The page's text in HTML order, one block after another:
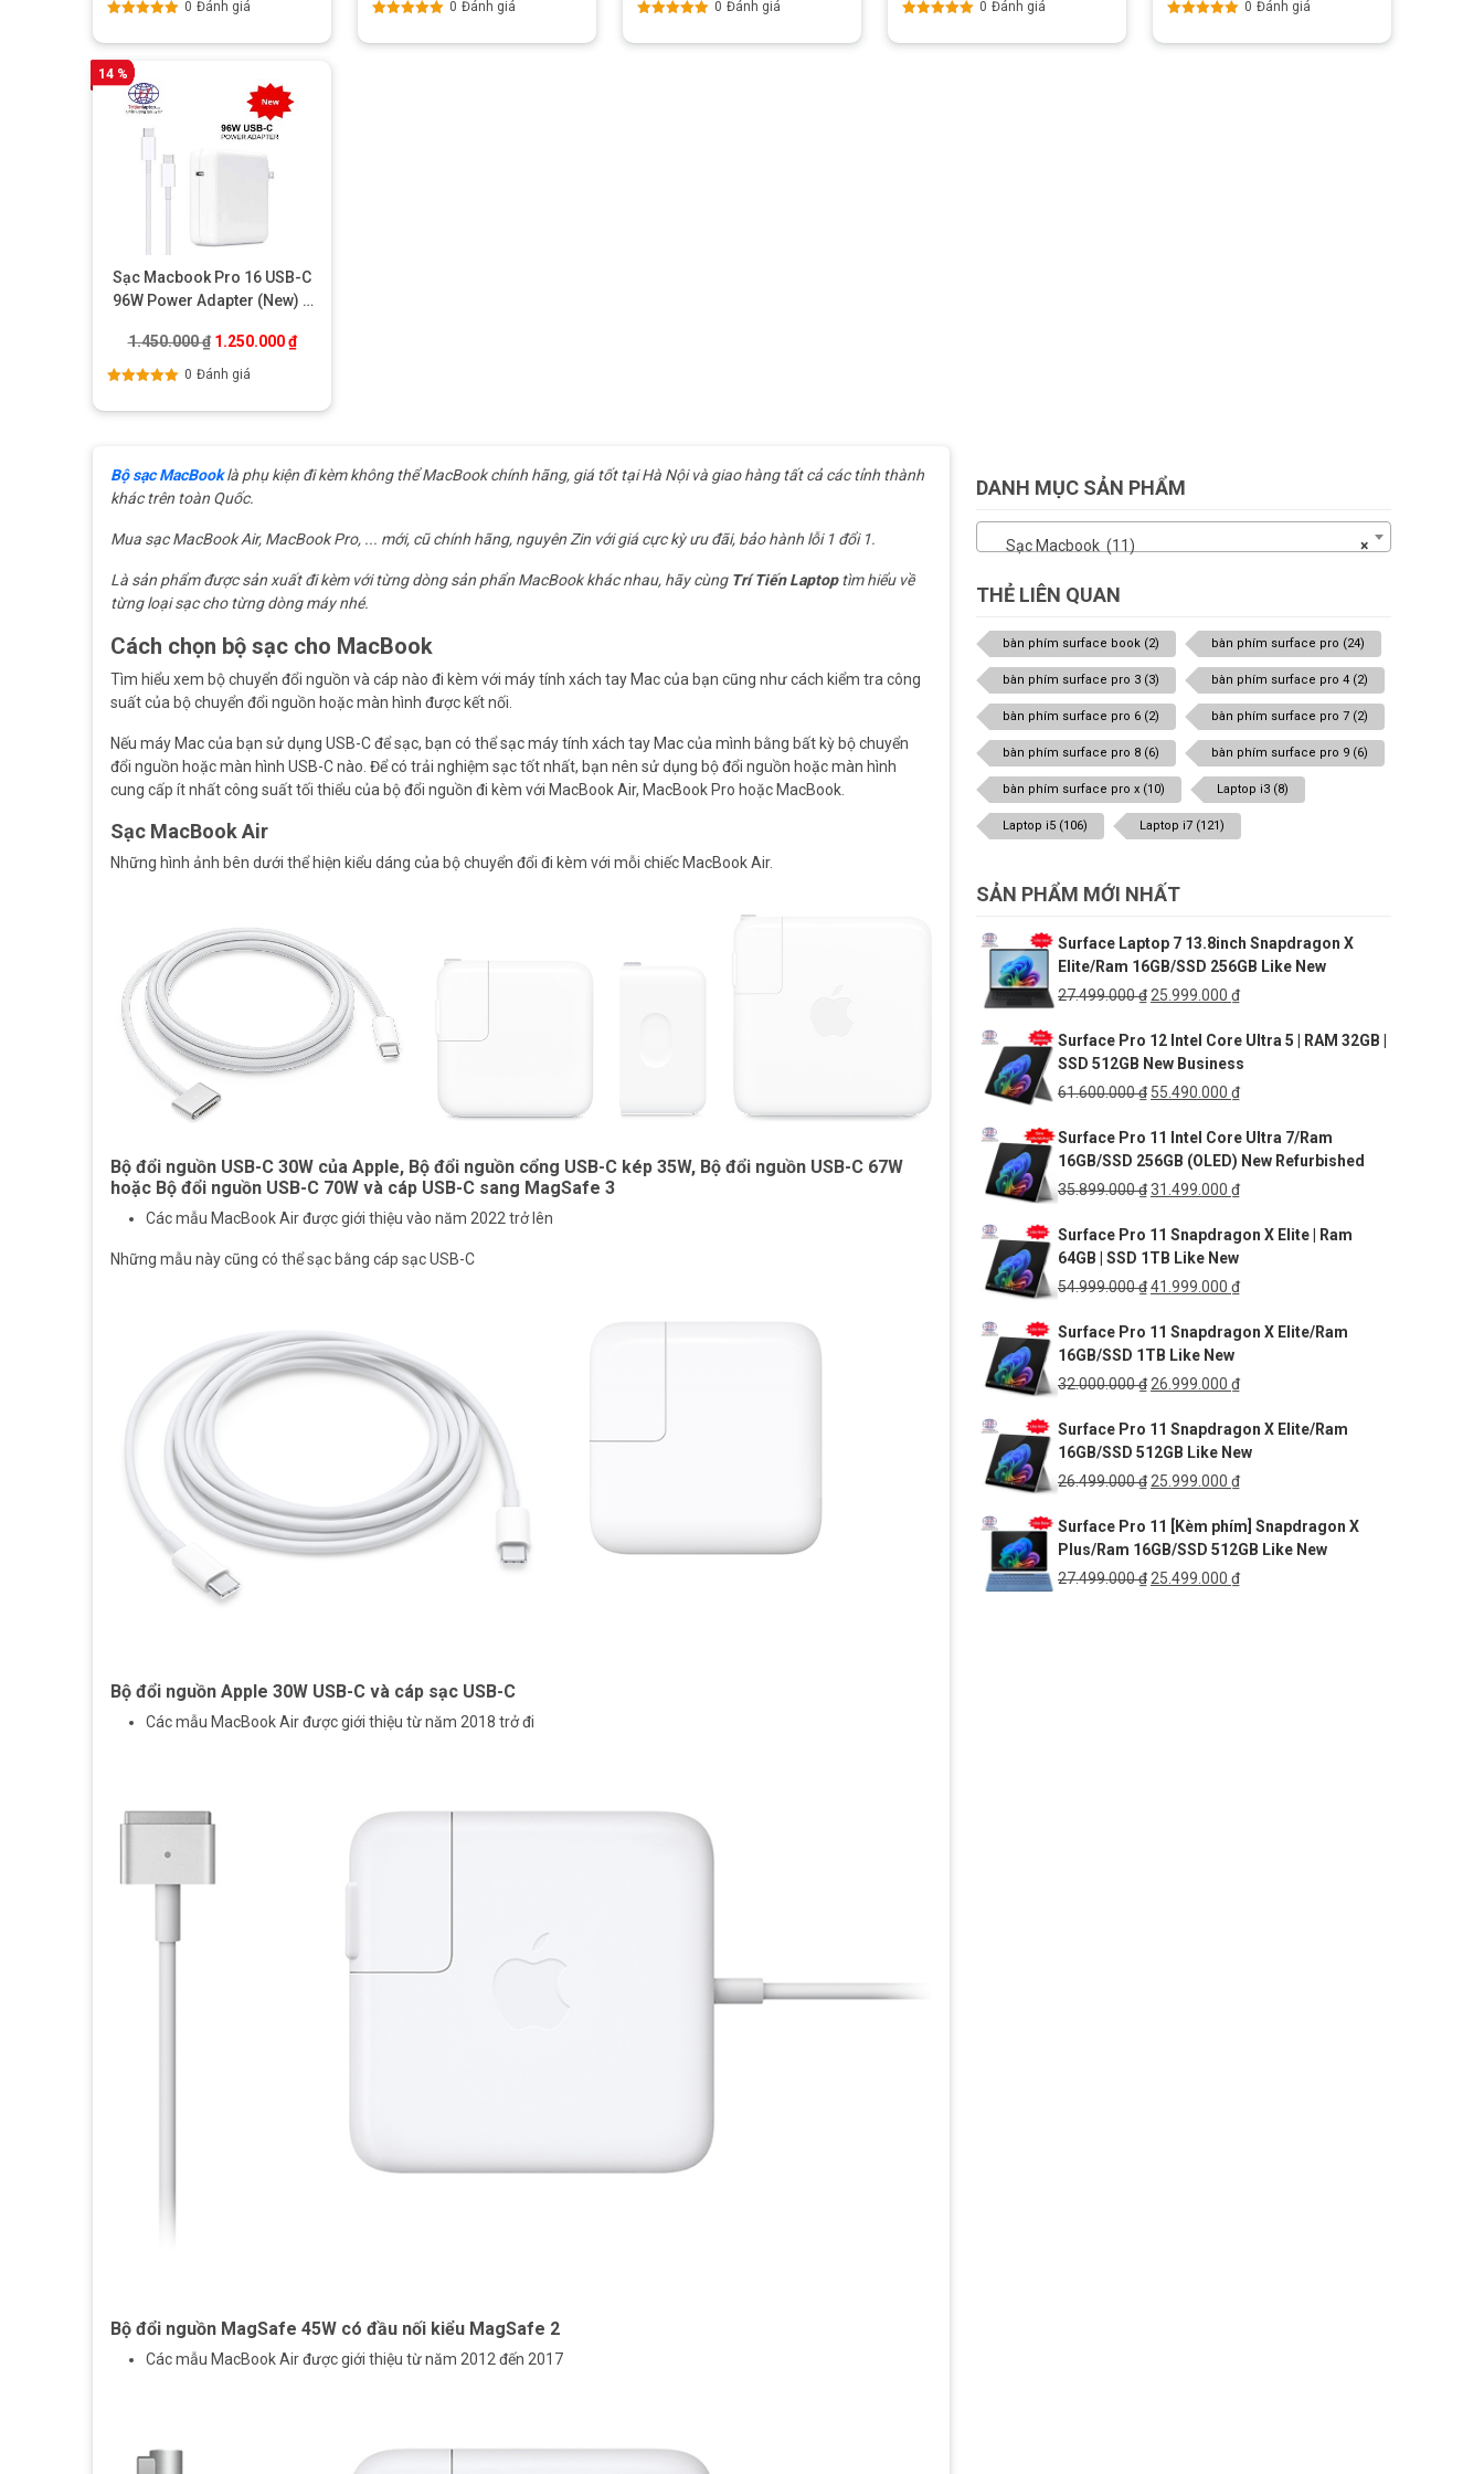
0 Đánh giá 0 Đánh giá 0 Đánh giá 0 Đánh giá 0 Đánh giá
14 %
Sạc Macbook Pro 16 USB-C
96W Power Adapter (New) –
1.450.000₫ Giá gốc là: 1.450.000 ₫.
1.250.000₫Giá hiện tại là: 1.250.000 ₫.
0 Đánh giá
Bộ sạc MacBook là phụ kiện đi kèm không thể MacBook chính hãng, giá tốt tại Hà Nội và giao hàng tất cả các tỉnh thành
khác trên toàn Quốc.
Mua sạc MacBook Air, MacBook Pro, ... mới, cũ chính hãng, nguyên Zin với giá cực kỳ ưu đãi, bảo hành lỗi 1 đổi 1.
Là sản phẩm được sản xuất đi kèm với từng dòng sản phẩn MacBook khác nhau, hãy cùng Trí Tiến Laptoptìm hiểu về
từng loại sạc cho từng dòng máy nhé.
Cách chọn bộ sạc cho MacBook
Tìm hiểu xem bộ chuyển đổi nguồn và cáp nào đi kèm với máy tính xách tay Mac của bạn cũng như cách kiểm tra công
suất của bộ chuyển đổi nguồn hoặc màn hình được kết nối.
Nếu máy Mac của bạn sử dụng USB-C để sạc, bạn có thể sạc máy tính xách tay Mac của mình bằng bất kỳ bộ chuyển
đổi nguồn hoặc màn hình USB-C nào. Để có trải nghiệm sạc tốt nhất, bạn nên sử dụng bộ đổi nguồn hoặc màn hình
cung cấp ít nhất công suất tối thiểu của bộ đổi nguồn đi kèm với MacBook Air, MacBook Pro hoặc MacBook.
Sạc MacBook Air
Những hình ảnh bên dưới thể hiện kiểu dáng của bộ chuyển đổi đi kèm với mỗi chiếc MacBook Air.
Bộ đổi nguồn USB-C 30W của Apple, Bộ đổi nguồn cổng USB-C kép 35W, Bộ đổi nguồn USB-C 67W
hoặc Bộ đổi nguồn USB-C 70W và cáp USB-C sang MagSafe 3
Các mẫu MacBook Air được giới thiệu vào năm 2022 trở lên
Những mẫu này cũng có thể sạc bằng cáp sạc USB-C
Bộ đổi nguồn Apple 30W USB-C và cáp sạc USB-C
Các mẫu MacBook Air được giới thiệu từ năm 2018 trở đi
Bộ đổi nguồn MagSafe 45W có đầu nối kiểu MagSafe 2
Các mẫu MacBook Air được giới thiệu từ năm 2012 đến 2017
DANH MỤC SẢN PHẨM
×
Sạc Macbook (11)
THẺ LIÊN QUAN
bàn phím surface book (2) bàn phím surface pro (24)
bàn phím surface pro 3 (3) bàn phím surface pro 4 (2)
bàn phím surface pro 6 (2) bàn phím surface pro 7 (2)
bàn phím surface pro 8 (6) bàn phím surface pro 9 (6)
bàn phím surface pro x (10) Laptop i3 (8)
Laptop i5 (106) Laptop i7 (121)
SẢN PHẨM MỚI NHẤT
Surface Laptop 7 13.8inch Snapdragon X
Elite/Ram 16GB/SSD 256GB Like New
27.499.000₫ Giá
là:
27.499.000 ₫.
25.999.000 ₫Giá
tại
là:
25.999.000 ₫.
Surface Pro 12 Intel Core Ultra 5 | RAM 32GB |
SSD 512GB New Business
61.600.000₫ Giá
là:
61.600.000 ₫.
55.490.000 ₫Giá
tại
là:
55.490.000 ₫.
Surface Pro 11 Intel Core Ultra 7/Ram
16GB/SSD 256GB (OLED) New Refurbished
35.899.000₫Giá
là:
35.899.000 ₫.
31.499.000 ₫Giá
tại
31.499.000 ₫.
Surface Pro 11 Snapdragon X Elite | Ram
64GB | SSD 1TB Like New
54.999.000₫Giá
là:
54.999.000 ₫.
41.999.000 ₫Giá
tại
41.999.000 ₫.
Surface Pro 11 Snapdragon X Elite/Ram
16GB/SSD 1TB Like New
32.000.000₫ Giá
là:
32.000.000 ₫.
26.999.000 ₫Giá
tại
là:
26.999.000 ₫.
Surface Pro 11 Snapdragon X Elite/Ram
16GB/SSD 512GB Like New
26.499.000₫ Giá
là:
26.499.000 ₫.
25.999.000 ₫Giá
tại
là:
25.999.000 ₫.
Surface Pro 11 [Kèm phím] Snapdragon X
Plus/Ram 16GB/SSD 512GB Like New
27.499.000₫ Giá
25.499.000 ₫Giá